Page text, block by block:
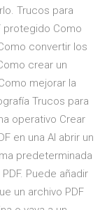
Trucos para
protegido Como
convertir los
crear un
mejorar la
Trucos para
operativo Crear
en una Al abrir un
predeterminada
Puede añadir
un archivo PDF